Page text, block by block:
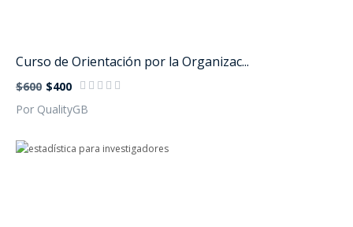
Curso de Orientación por la Organizac...
$600 $400
Por QualityGB